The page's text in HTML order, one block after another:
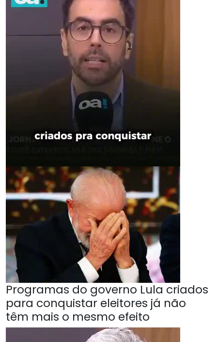
Programas do governo Lula criados
para conquistar eleitores já não
têm mais o mesmo efeito